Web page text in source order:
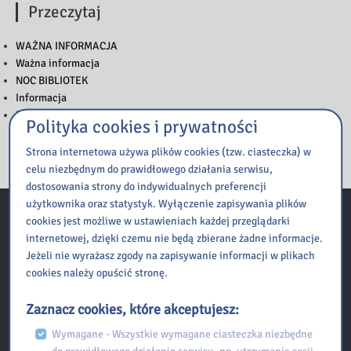
Przeczytaj
WAŻNA INFORMACJA
Ważna informacja
NOC BIBLIOTEK
Informacja
Przerwy w dostępie do katalogu Integro
Kontakt
Biblioteka Pedagogiczna w Radomiu Filia w Szydłowcu
ul. Kolejowa 36, 26-500 Szydłowiec
Polityka cookies i prywatności
Strona internetowa używa plików cookies (tzw. ciasteczka) w
celu niezbędnym do prawidłowego działania serwisu,
dostosowania strony do indywidualnych preferencji
użytkownika oraz statystyk. Wyłączenie zapisywania plików
cookies jest możliwe w ustawieniach każdej przeglądarki
internetowej, dzięki czemu nie będą zbierane żadne informacje.
Jeżeli nie wyrażasz zgody na zapisywanie informacji w plikach
cookies należy opuścić stronę.
Zaznacz cookies, które akceptujesz:
Wymagane - Wszystkie wymagane ciasteczka niezbędne